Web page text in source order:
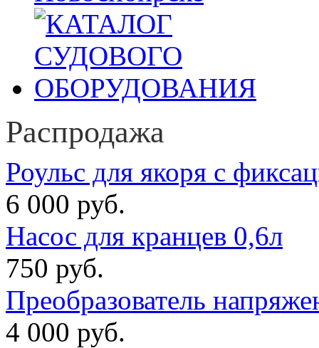
Распродажа
Роульс для якоря с
6 000 руб.
Насос для кранцев 0,6л
750 руб.
Преобразователь
4 000 руб.